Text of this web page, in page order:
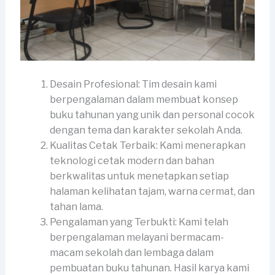
Desain Profesional: Tim desain kami
berpengalaman dalam membuat konsep
buku tahunan yang unik dan personal cocok
dengan tema dan karakter sekolah Anda.
Kualitas Cetak Terbaik: Kami menerapkan
teknologi cetak modern dan bahan
berkwalitas untuk menetapkan setiap
halaman kelihatan tajam, warna cermat, dan
tahan lama.
Pengalaman yang Terbukti: Kami telah
berpengalaman melayani bermacam-
macam sekolah dan lembaga dalam
pembuatan buku tahunan. Hasil karya kami